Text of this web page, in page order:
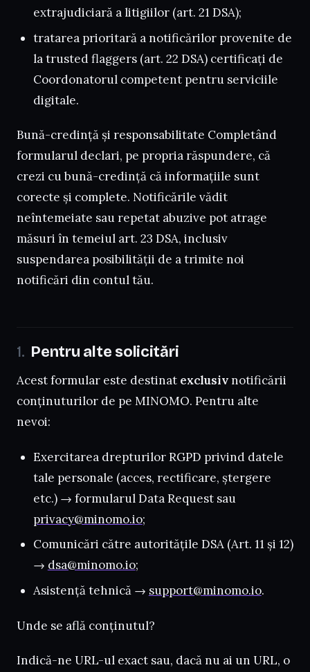
extrajudiciară a litigiilor (art. 21 DSA);
tratarea prioritară a notificărilor provenite de
la trusted flaggers (art. 22 DSA) certificați de
Coordonatorul competent pentru serviciile
digitale.
Bună-credință și responsabilitate Completând
formularul declari, pe propria răspundere, că
crezi cu bună-credință că informațiile sunt
corecte și complete. Notificările vădit
neîntemeiate sau repetat abuzive pot atrage
măsuri în temeiul art. 23 DSA, inclusiv
suspendarea posibilității de a trimite noi
notificări din contul tău.
Pentru alte solicitări
Acest formular este destinat exclusivnotificării
conținuturilor de pe MINOMO. Pentru alte
nevoi:
Exercitarea drepturilor RGPD privind datele
tale personale (acces, rectificare, ștergere
etc.) → formularul Data Request sau
privacy@minomo.io;
Comunicări către autoritățile DSA (Art. 11 și 12)
→ dsa@minomo.io;
Asistență tehnică → support@minomo.io.
Unde se află conținutul?
Indică-ne URL-ul exact sau, dacă nu ai un URL, o